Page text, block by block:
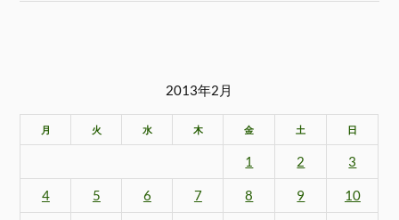
2013年2月
月 火 水 木 金 土 日
1 2 3
4 5 6 7 8 9 10